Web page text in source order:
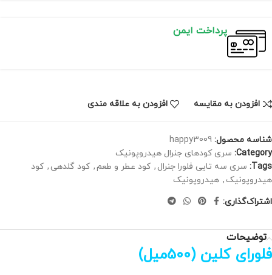
پرداخت ایمن
افزودن به مقایسه افزودن به علاقه مندی
شناسه محصول: happy3009
Category: سری کودهای جنرال هیدروپونیک
Tags: سری سه تایی فلورا جنرال , کود عطر و طعم, کود گلدهی , کود
هیدروپونیک , هیدروپونیک
اشتراک‌گذاری:
توضیحات
فلورای کلین (500میل)